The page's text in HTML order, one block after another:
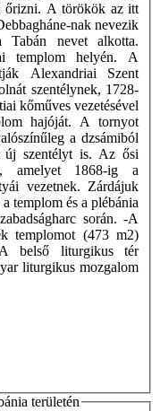
őrizni. A törökök az itt
nak nevezik
nevet alkotta.
templom helyén. A
Alexandriai Szent
szentélynek, 1728-
kőműves vezetésével
hajóját. A tornyot
a dzsámiból
új szentélyt is. Az ősi
amelyet 1868-ig a
vezetnek. Zárdájuk
templom és a plébánia
során. -A
templomot (473 m2)
belső liturgikus tér
liturgikus mozgalom
területén